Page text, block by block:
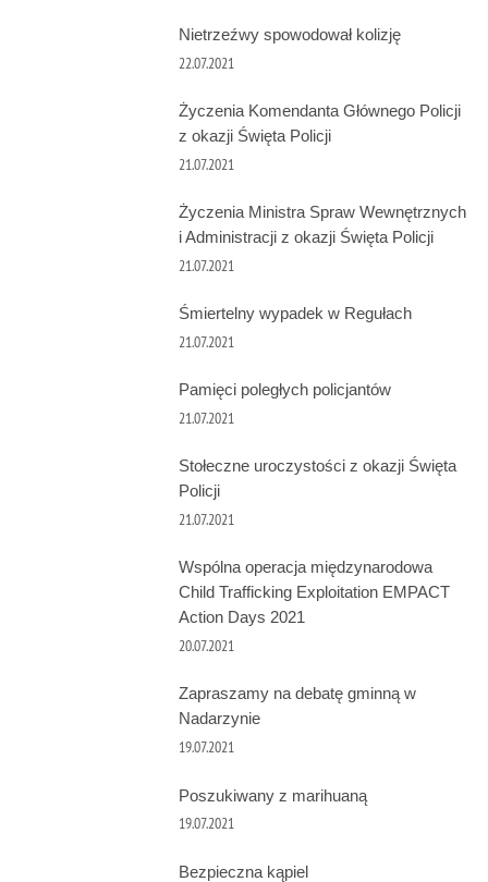
Nietrzeźwy spowodował kolizję
22.07.2021
Życzenia Komendanta Głównego Policji
z okazji Święta Policji
21.07.2021
Życzenia Ministra Spraw Wewnętrznych
i Administracji z okazji Święta Policji
21.07.2021
Śmiertelny wypadek w Regułach
21.07.2021
Pamięci poległych policjantów
21.07.2021
Stołeczne uroczystości z okazji Święta
Policji
21.07.2021
Wspólna operacja międzynarodowa
Child Trafficking Exploitation EMPACT
Action Days 2021
20.07.2021
Zapraszamy na debatę gminną w
Nadarzynie
19.07.2021
Poszukiwany z marihuaną
19.07.2021
Bezpieczna kąpiel